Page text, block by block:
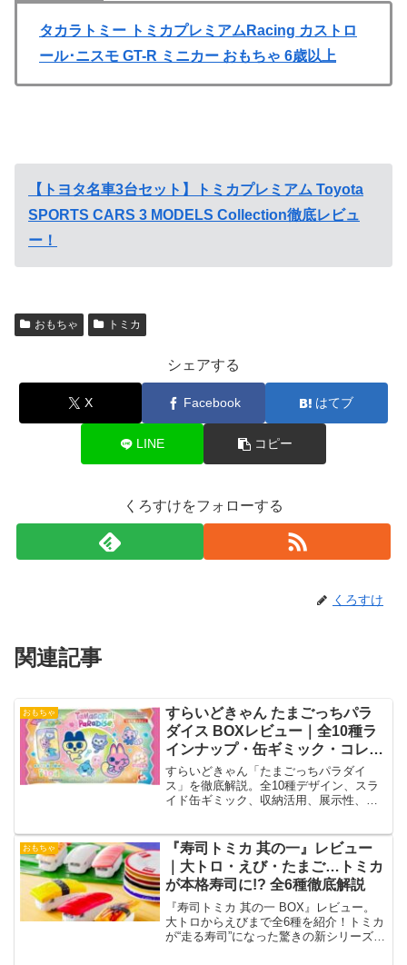
タカラトミー トミカプレミアムRacing カストロ
ール･ニスモ GT-R ミニカー おもちゃ 6歳以上
【トヨタ名車3台セット】トミカプレミアム Toyota
SPORTS CARS 3 MODELS Collection徹底レビュ
ー！
おもちゃ トミカ
シェアする
X Facebook はてブ
LINE コピー
くろすけをフォローする
くろすけ
関連記事
おもちゃ
すらいどきゃん たまごっちパラ
ダイス BOXレビュー｜全10種ラ
インナップ・缶ギミック・コレク
ション価値・活用術まとめ
すらいどきゃん「たまごっちパラダイ
ス」を徹底解説。全10種デザイン、スラ
イド缶ギミック、収納活用、展示性、コ
おもちゃ
『寿司トミカ 其の一』レビュー
｜大トロ・えび・たまご…トミカ
が本格寿司に!? 全6種徹底解説
『寿司トミカ 其の一 BOX』レビュー。
大トロからえびまで全6種を紹介！トミカ
が“走る寿司”になった驚きの新シリーズを